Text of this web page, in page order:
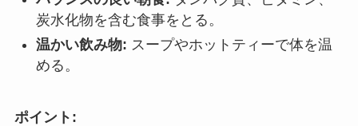
炭水化物を含む食事をとる。
温かい飲み物: スープやホットティーで体を温
める。
ポイント: